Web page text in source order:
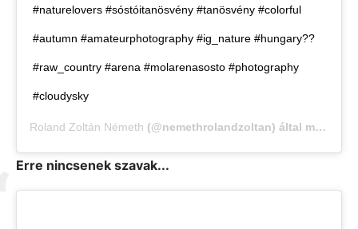
#naturelovers #sóstóitanösvény #tanösvény #colorful
#autumn #amateurphotography #ig_nature #hungary??
#raw_country #arena #molarenasosto #photography
#cloudysky
Roland Zoltán Németh (@nemethrolandzoltan) által megosztott bejegyzés,
Erre nincsenek szavak...